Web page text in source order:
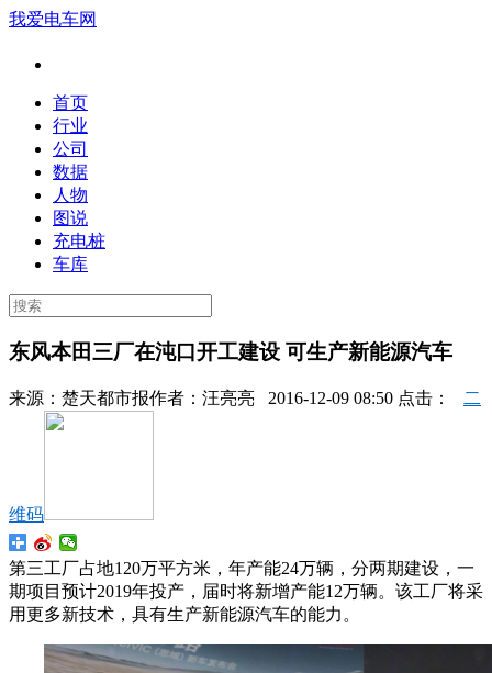
我爱电车网
首页
行业
公司
数据
人物
图说
充电桩
车库
东风本田三厂在沌口开工建设 可生产新能源汽车
来源： 楚天都市报作者： 汪亮亮 2016-12-09 08:50 点击： 二
维码
第三工厂占地120万平方米，年产能24万辆，分两期建设，一
期项目预计2019年投产，届时将新增产能12万辆。该工厂将采
用更多新技术，具有生产新能源汽车的能力。